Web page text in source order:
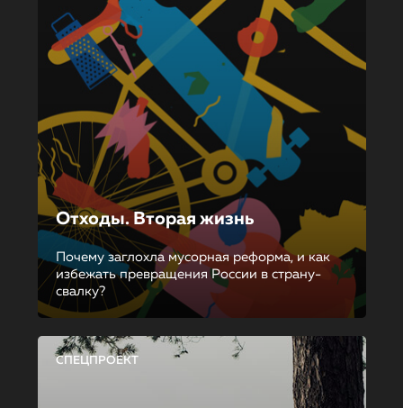
Отходы. Вторая жизнь
Почему заглохла мусорная реформа, и как
избежать превращения России в страну-
свалку?
СПЕЦПРОЕКТ